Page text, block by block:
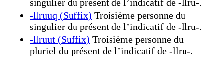
singulier du présent de l’indicatif de -llru-.
-llruuq (Suffix) Troisième personne du
singulier du présent de l’indicatif de -llru-.
-llruut (Suffix) Troisième personne du
pluriel du présent de l’indicatif de -llru-.